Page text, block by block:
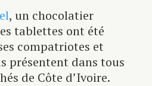
, un chocolatier
tablettes ont été
compatriotes et
présentent dans tous
de Côte d’Ivoire.